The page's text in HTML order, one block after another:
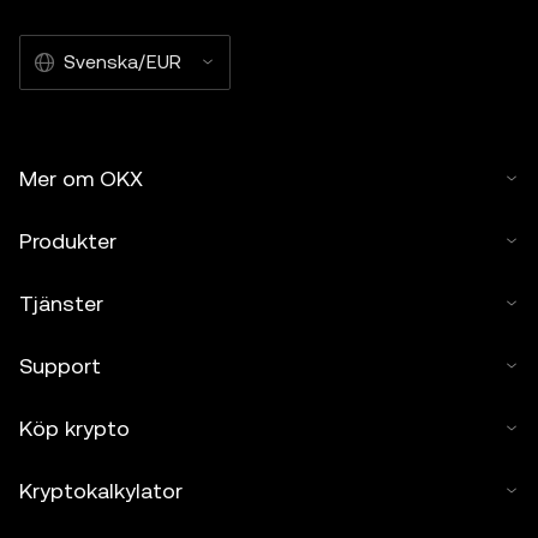
Svenska/EUR
Mer om OKX
Produkter
Tjänster
Support
Köp krypto
Kryptokalkylator